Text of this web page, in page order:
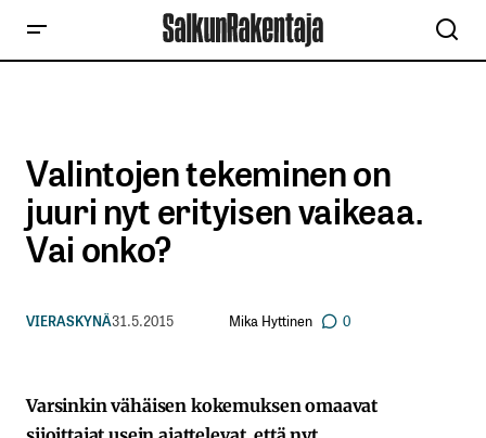
Valintojen tekeminen on
juuri nyt erityisen vaikeaa.
Vai onko?
VIERASKYNÄ31.5.2015 Mika Hyttinen 0
Varsinkin vähäisen kokemuksen omaavat